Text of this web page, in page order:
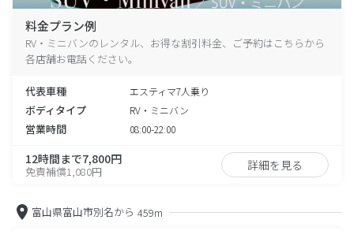
料金プラン例
RV・ミニバンのレンタル、お得な割引料金、ご予約はこちらから
各店舗お電話ください。
代表車種 エスティマ7人乗り
ボディタイプ RV・ミニバン
営業時間 08:00-22:00
12時間まで7,800円
免責補償1,080円 詳細を見る
富山県富山市別名から 459m